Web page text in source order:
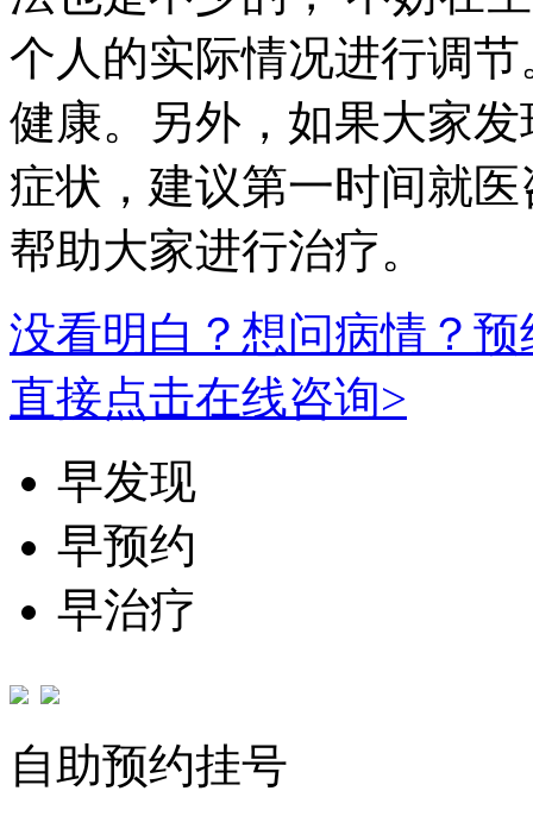
个人的实际情况进行调
健康。另外，如果大家
症状，建议第一时间就
帮助大家进行治疗。
没看明白？想问病情？
直接点击在线咨询>
早发现
早预约
早治疗
自助预约挂号